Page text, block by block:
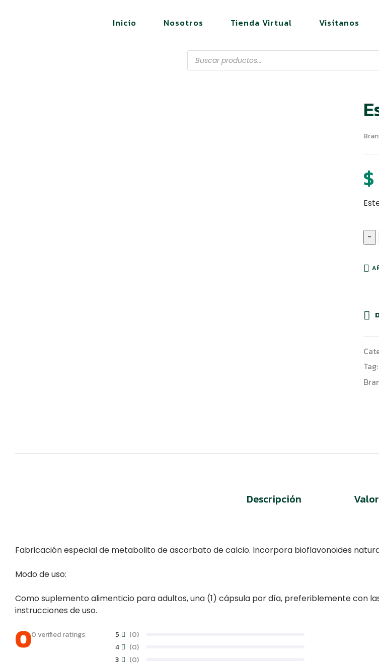
Inicio Nosotros Tienda Virtual Visítanos
$
-
Tag:
Descripción
Fabricación especial de metabolito de ascorbato de calcio. Incorpora bioflavonoides
Modo de uso:
Como suplemento alimenticio para adultos, una (1) cápsula por día, preferiblemente con
instrucciones de uso.
00 verified ratings
3 (0)
4 (0)
5 (0)